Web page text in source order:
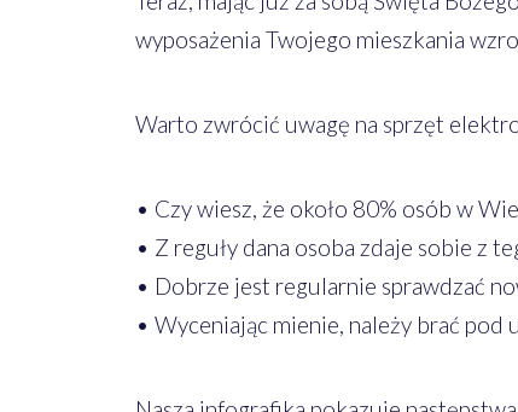
wyposażenia Twojego mieszkania
Warto zwrócić uwagę na sprzęt
• Czy wiesz, że około 80% osób w
• Z reguły dana osoba zdaje sobie z
• Dobrze jest regularnie sprawdzać
• Wyceniając mienie, należy brać